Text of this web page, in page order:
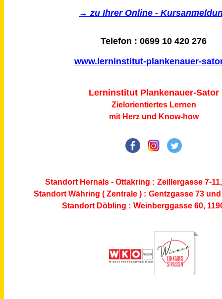
→ zu Ihrer Online -
Telefon : 0699 10 420 276
www.lerninstitut-plankenauer-
Lerninstitut Plankenauer-Sator
Zielorientiertes Lernen
mit Herz und Know-how
Standort Hernals - Ottakring : Zeillergasse 7-
Standort Währing ( Zentrale ) : Gentzgasse 73und
Standort Döbling : Weinberggasse 60,